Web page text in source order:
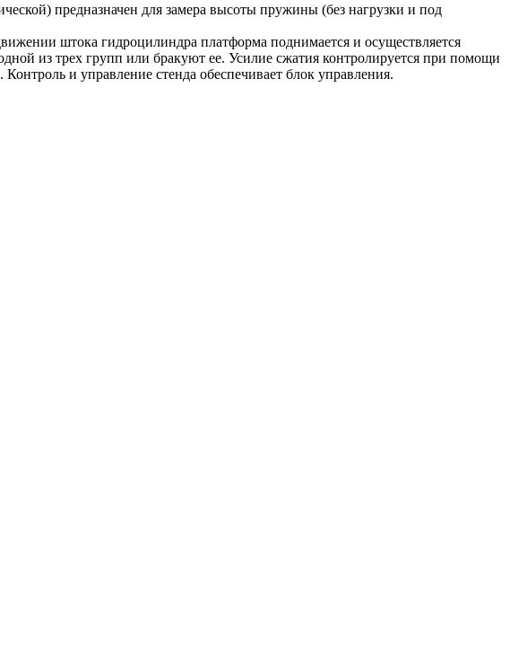
предназначен для замера высоты пружины (без нагрузки и под
штока гидроцилиндра платформа поднимается и осуществляется
из трех групп или бракуют ее. Усилие сжатия контролируется при помощи
и управление стенда обеспечивает блок управления.